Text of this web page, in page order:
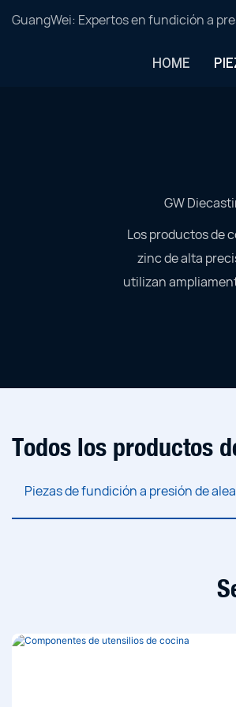
GuangWei: Expertos en fundición a
HOME
GW
Los productos de
zinc de alta
utilizan
Todos los productos
Piezas de fundición a presión de
Carcasa del servidor Equipos
Componentes de gestión térmica
Componentes de los paneles solares
Carcasa de electrónica de consumo
Disipador de calor de fundición a